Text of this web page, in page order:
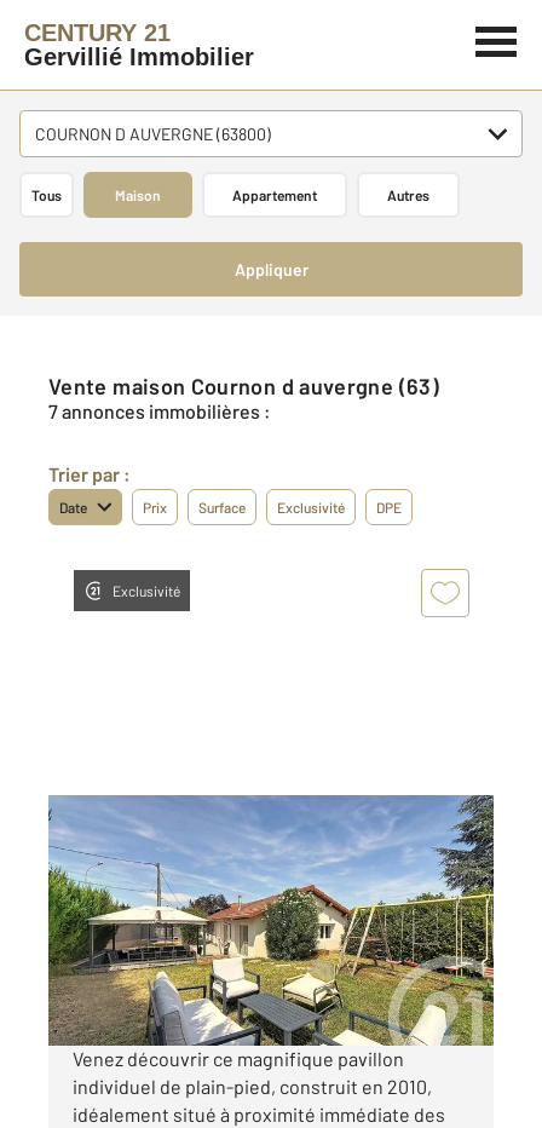
CENTURY 21
Gervillié Immobilier
COURNON D AUVERGNE (63800)
Tous Maison Appartement Autres
Appliquer
Vente maison Cournon d auvergne (63)
7 annonces immobilières :
Trier par :
Date Prix Surface Exclusivité DPE
Exclusivité
COURNON D AUVERGNE 63
92,44 m
, 5 pièces
Ref : 15675
Maison à vendre
250 000 €
Visiter le site dédié
Venez découvrir ce magnifique pavillon
individuel de plain-pied, construit en 2010,
idéalement situé à proximité immédiate des